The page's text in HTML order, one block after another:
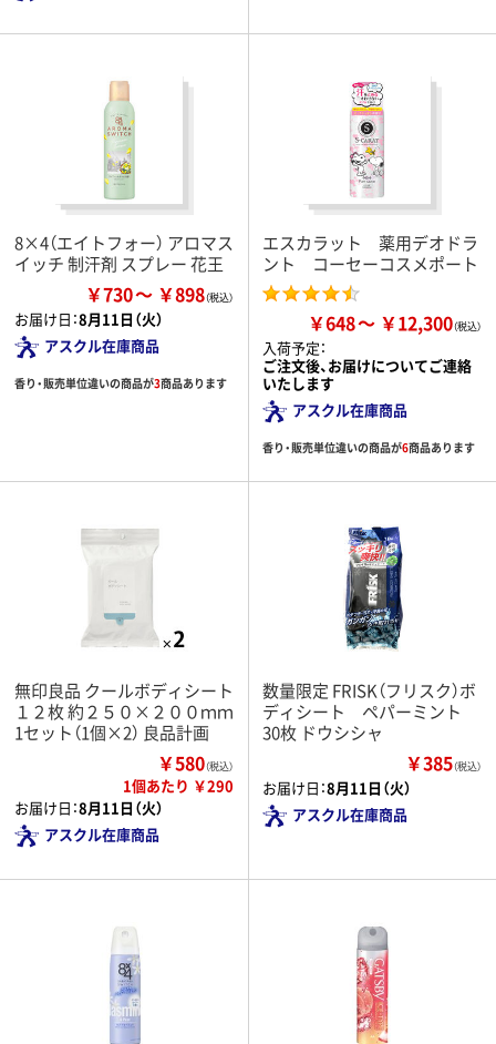
8×4（エイトフォー） アロマス
イッチ 制汗剤 スプレー 花王
￥730 ￥898
お届け日：8月11日（火）
アスクル在庫商品
香り・販売単位違いの商品が3商品あります
エスカラット 薬用デオドラ
ント コーセーコスメポート
￥648 ￥12,300
入荷予定：
ご注文後、お届けについてご連絡
いたします
アスクル在庫商品
香り・販売単位違いの商品が6商品あります
無印良品 クールボディシート
１２枚 約２５０×２００ｍｍ
1セット（1個×2） 良品計画
￥580（税込）
1個あたり ￥290
お届け日：8月11日（火）
アスクル在庫商品
数量限定 FRISK（フリスク）ボ
ディシート ペパーミント
30枚 ドウシシャ
￥385（税込）
お届け日：8月11日（火）
アスクル在庫商品